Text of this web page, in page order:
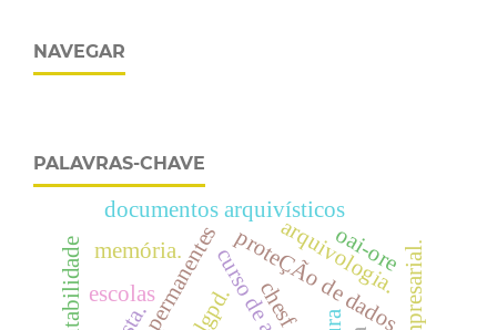
NAVEGAR
PALAVRAS-CHAVE
proteÇÃo de dados
lgpd.
documentos arquivísticos
arquivologia.
memória.
escolas chesf
oai-ore